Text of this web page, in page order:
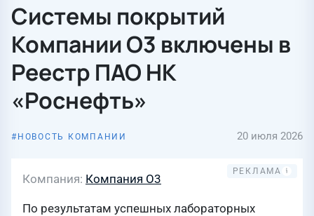
Системы покрытий
Компании О3 включены в
Реестр ПАО НК
«Роснефть»
НОВОСТЬ КОМПАНИИ 20 июля 2026
Компания Компания О3
По результатам успешных лабораторных